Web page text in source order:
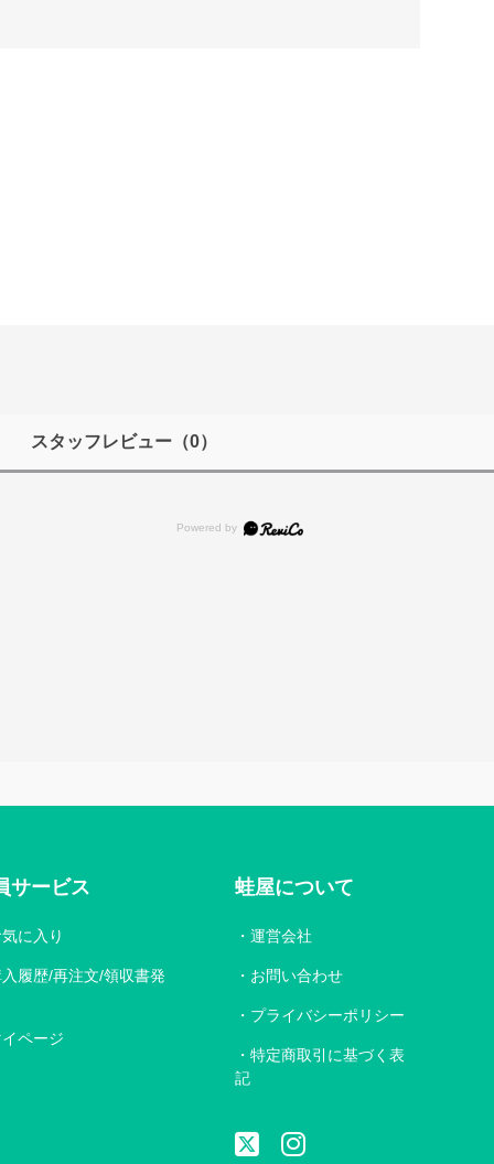
スタッフレビュー（0）
サービス
に入り
履歴/再注文/領収書発
ページ
蛙屋について
運営会社
お問い合わせ
プライバシーポリシー
特定商取引に基づく表
記